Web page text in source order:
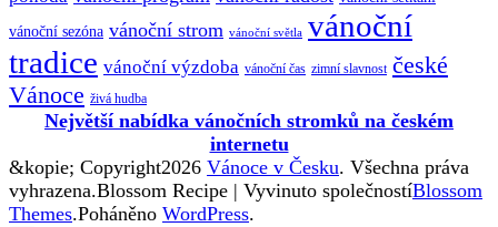
vánoční sezóna vánoční strom vánoční světla vánoční
tradice vánoční výzdoba vánoční čas zimní slavnost české
Vánoce živá hudba
Největší nabídka vánočních stromků na českém
internetu
&kopie; Copyright2026 Vánoce v Česku. Všechna práva
vyhrazena.Blossom Recipe | Vyvinuto společnostíBlossom
Themes.Poháněno WordPress.